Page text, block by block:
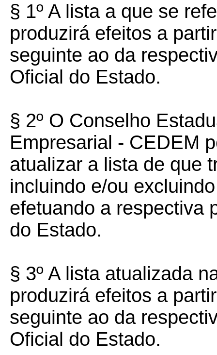
§ 1º A lista a que se
produzirá efeitos a
seguinte ao da
Oficial do Estado.
§ 2º O Conselho
Empresarial - CEDEM
atualizar a lista de que
incluindo e/ou
efetuando a respectiva
do Estado.
§ 3º A lista atualizada
produzirá efeitos a
seguinte ao da
Oficial do Estado.